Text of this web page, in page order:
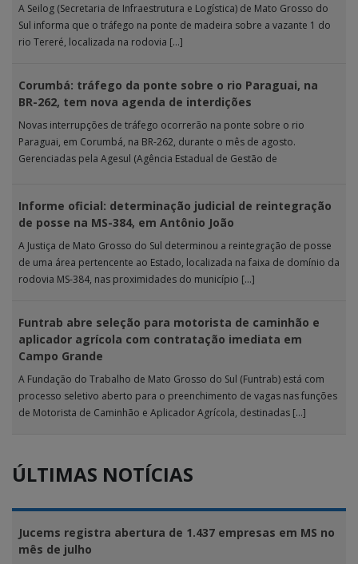
A Seilog (Secretaria de Infraestrutura e Logística) de Mato Grosso do
Sul informa que o tráfego na ponte de madeira sobre a vazante 1 do
rio Tereré, localizada na rodovia […]
Corumbá: tráfego da ponte sobre o rio Paraguai, na
BR-262, tem nova agenda de interdições
Novas interrupções de tráfego ocorrerão na ponte sobre o rio
Paraguai, em Corumbá, na BR-262, durante o mês de agosto.
Gerenciadas pela Agesul (Agência Estadual de Gestão de
Informe oficial: determinação judicial de reintegração
de posse na MS-384, em Antônio João
A Justiça de Mato Grosso do Sul determinou a reintegração de posse
de uma área pertencente ao Estado, localizada na faixa de domínio da
rodovia MS-384, nas proximidades do município […]
Funtrab abre seleção para motorista de caminhão e
aplicador agrícola com contratação imediata em
Campo Grande
A Fundação do Trabalho de Mato Grosso do Sul (Funtrab) está com
processo seletivo aberto para o preenchimento de vagas nas funções
de Motorista de Caminhão e Aplicador Agrícola, destinadas […]
ÚLTIMAS NOTÍCIAS
Jucems registra abertura de 1.437 empresas em MS no
mês de julho